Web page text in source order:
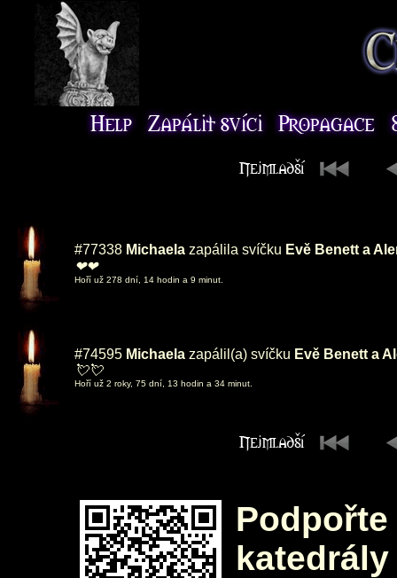
#77338 Michaela zapálila svíčku Evě Benett a
❤❤
Hoří už 278 dní, 14 hodin a 9 minut.
#74595 Michaela zapálil(a) svíčku Evě Benett a
💘💘
Hoří už 2 roky, 75 dní, 13 hodin a 34 minut.
katedrály